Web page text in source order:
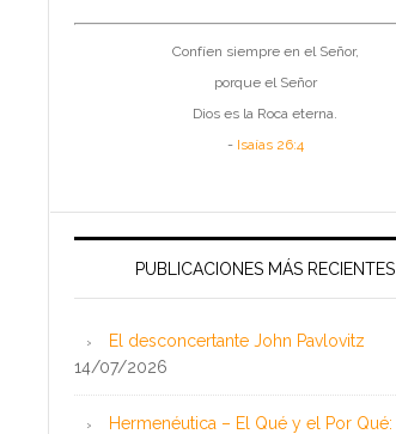
Confíen siempre en el Señor,
porque el Señor
Dios es la Roca eterna.
- Isaías 26:4
PUBLICACIONES MÁS RECIENTES
El desconcertante John Pavlovitz
14/07/2026
Hermenéutica – El Qué y el Por Qué: